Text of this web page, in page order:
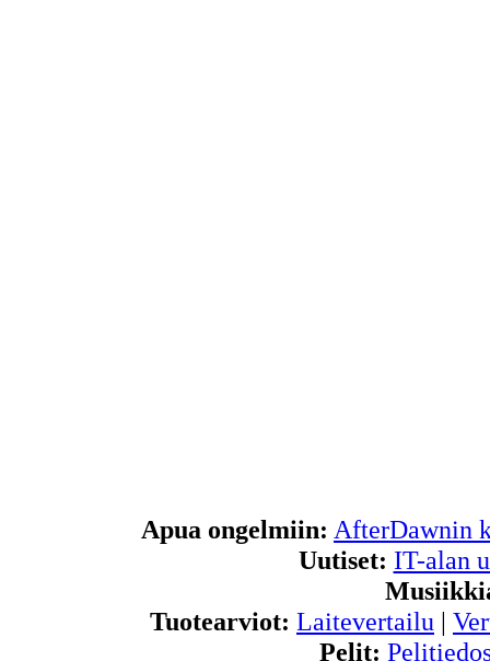
Apua ongelmiin: AfterDawnin
Uutiset: IT-alan
Tuotearviot: Laitevertailu |
Pelit: